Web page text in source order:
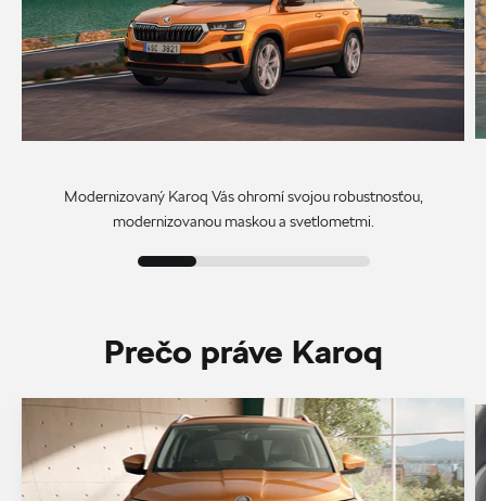
Modernizovaný Karoq Vás ohromí svojou robustnosťou,
modernizovanou maskou a svetlometmi.
Prečo práve Karoq